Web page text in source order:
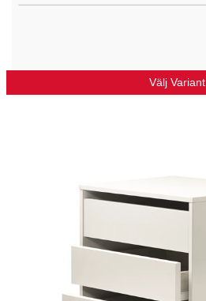
Välj Variant